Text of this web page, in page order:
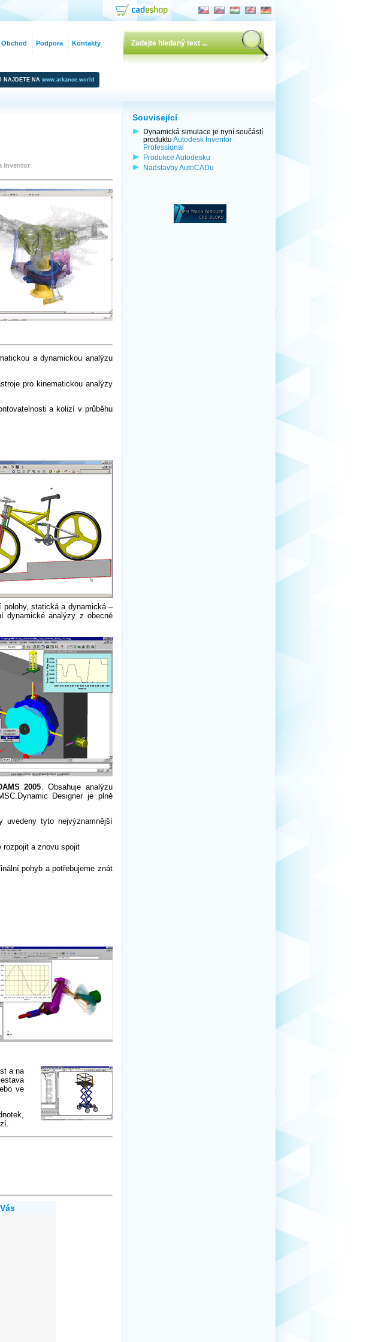
NAJDETE NA www.arkance.world
Inventor
a dynamickou analýzu
pro kinematickou analýzy
a kolizí v průběhu
polohy, statická a dynamická –
dynamické analýzy z obecné
2005 . Obsahuje analýzu
Designer je plně
uvedeny tyto nejvýznamnější
rozpojit a znovu spojit
pohyb a potřebujeme znát
a na
ve
Související
Dynamická simulace je nyní součástí
produktu Autodesk Inventor
Professional
Produkce Autodesku
Nadstavby AutoCADu
Obchod Podpora Kontakty